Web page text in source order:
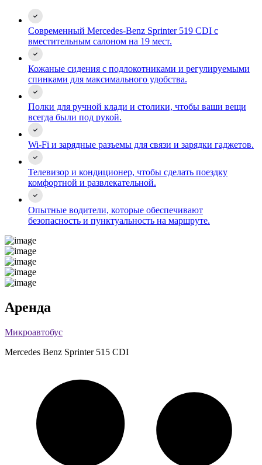
Современный Mercedes-Benz Sprinter 519 CDI с
вместительным салоном на 19 мест.
Кожаные сидения с подлокотниками и регулируемыми
спинками для максимального удобства.
Полки для ручной клади и столики, чтобы ваши вещи
всегда были под рукой.
Wi-Fi и зарядные разъемы для связи и зарядки гаджетов.
Телевизор и кондиционер, чтобы сделать поездку
комфортной и развлекательной.
Опытные водители, которые обеспечивают
безопасность и пунктуальность на маршруте.
Аренда
Микроавтобус
Mercedes Benz Sprinter 515 CDI